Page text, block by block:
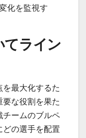
化を監視す
てライン
最大化するた
な役割を果た
チームのブルペ
どの選手を配置